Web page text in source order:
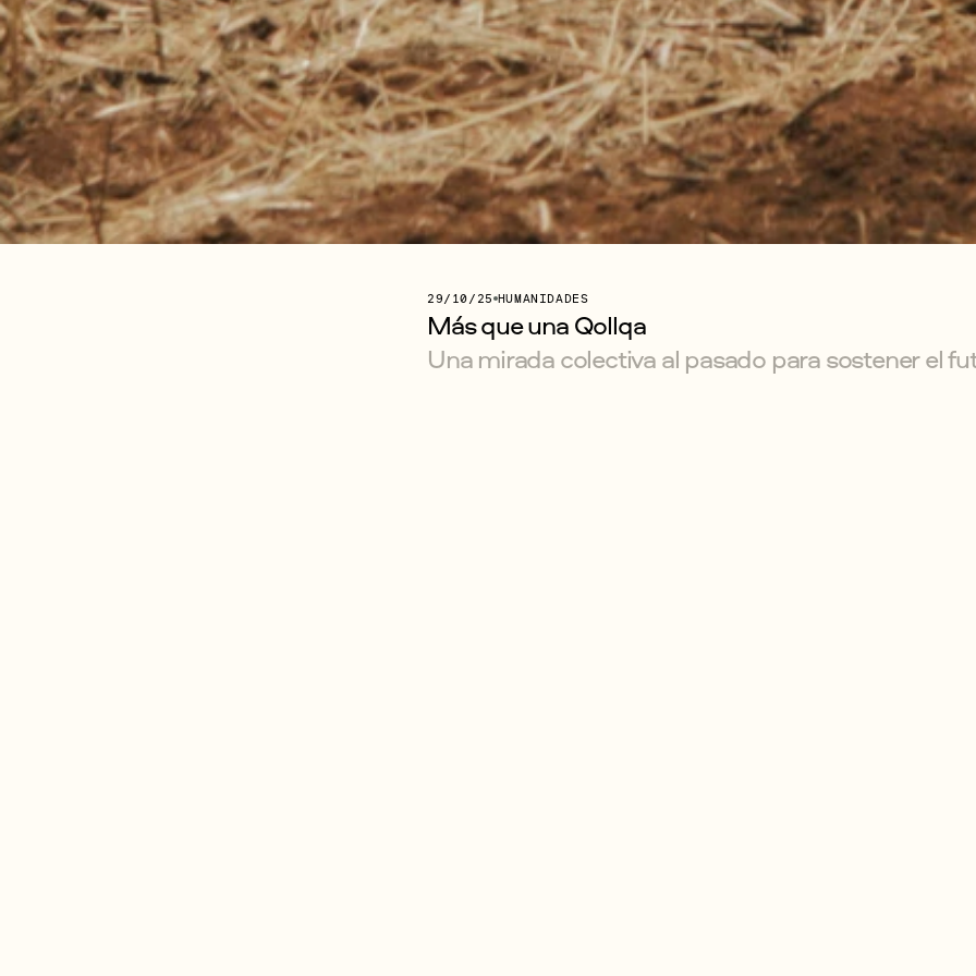
29/10/25 HUMANIDADES
Más que una Qollqa
Una mirada colectiva al pasado para sostener el